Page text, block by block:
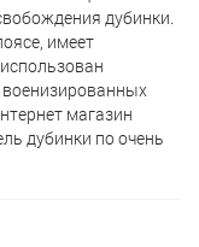
дубинки.
имеет
магазин
дубинки по очень